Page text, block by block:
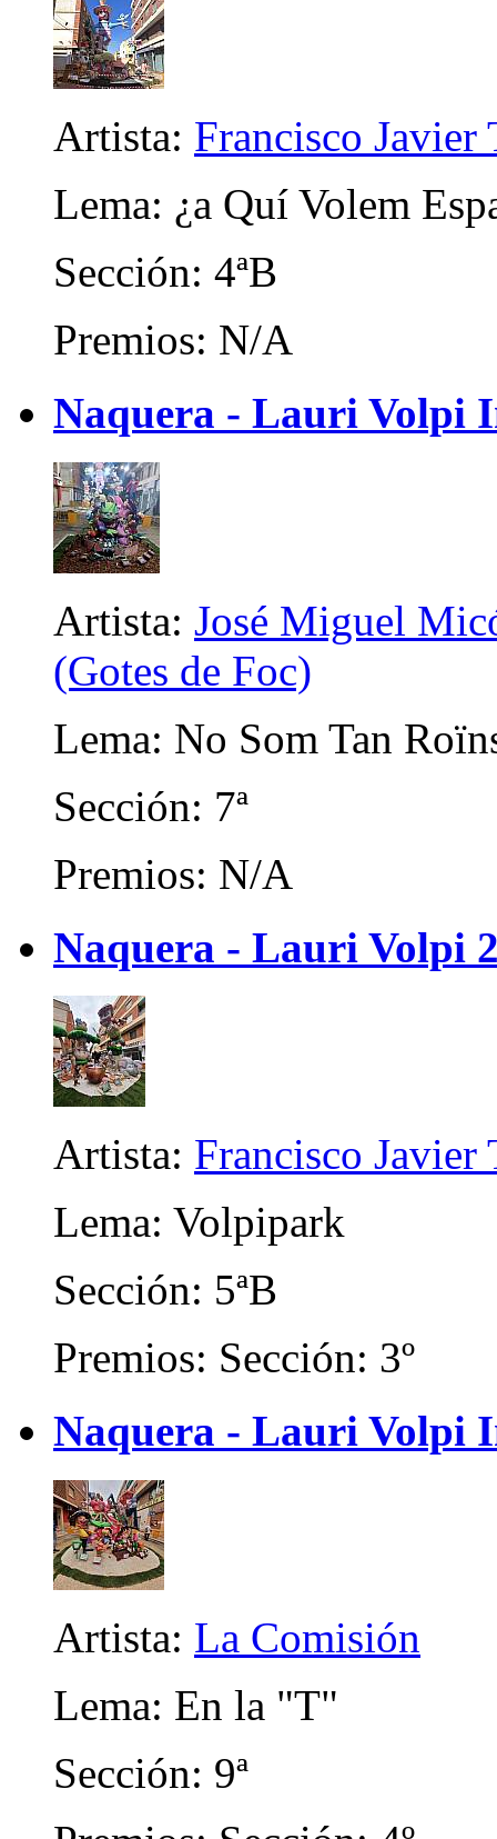
Artista: Francisco Javier
Lema: ¿a Quí Volem
Sección: 4ªB
Premios: N/A
Naquera - Lauri Volpi
Artista: José Miguel
(Gotes de Foc)
Lema: No Som Tan
Sección: 7ª
Premios: N/A
Naquera - Lauri Volpi
Artista: Francisco Javier
Lema: Volpipark
Sección: 5ªB
Premios: Sección: 3º
Naquera - Lauri Volpi
Artista: La Comisión
Lema: En la "T"
Sección: 9ª